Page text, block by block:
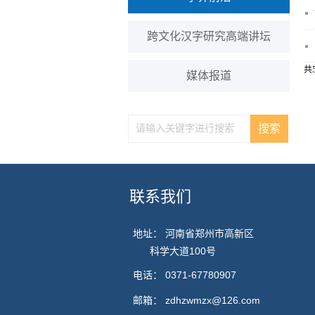
跨文化汉字研究高端讲坛
媒体报道 共
联系我们
地址： 河南省郑州市高新区
科学大道100号
电话： 0371-67780907
邮箱： zdhzwmzx@126.com